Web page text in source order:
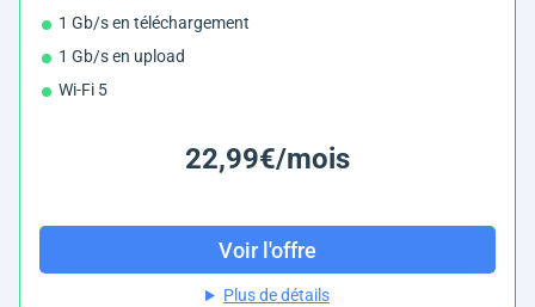
1 Gb/s en téléchargement
1 Gb/s en upload
Wi-Fi 5
22,99€/mois
Voir l'offre
Plus de détails